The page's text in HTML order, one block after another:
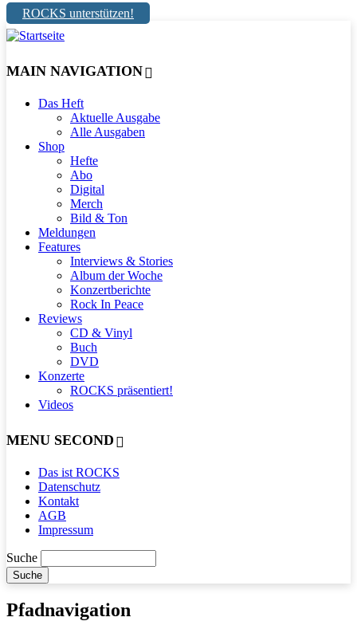
ROCKS unterstützen!
MAIN NAVIGATION
Das Heft
Aktuelle Ausgabe
Alle Ausgaben
Shop
Hefte
Abo
Digital
Merch
Bild & Ton
Meldungen
Features
Interviews & Stories
Album der Woche
Konzertberichte
Rock In Peace
Reviews
CD & Vinyl
Buch
DVD
Konzerte
ROCKS präsentiert!
Videos
MENU SECOND
Das ist ROCKS
Datenschutz
Kontakt
AGB
Impressum
Suche
Pfadnavigation